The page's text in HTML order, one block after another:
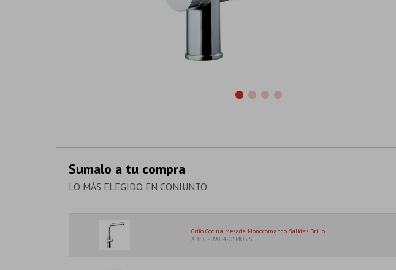
Sumalo a tu compra
LO MÁS ELEGIDO EN CONJUNTO
Grifo Cocina Mesada Monocomando Salidas Brillo ...
Art: CL-99054-OSMOSIS